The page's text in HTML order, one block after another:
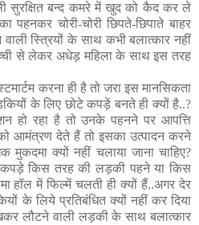
सुरक्षित बन्द कमरे में खुद को कैद कर ले
चोरी-चोरी छिपते-छिपाते बाहर
स्त्रियों के साथ कभी बलात्कार नहीं
से लेकर अधेड़ महिला के साथ इस तरह
करना ही है तो जरा इस मानसिकता
के लिए छोटे कपड़ें बनते ही क्यों है..?
हो रहा है तो उनके पहनने पर आपत्ति
आमंत्रण देते हैं तो इसका उत्पादन करने
मुकदमा क्यों नहीं चलाया जाना चाहिए?
कपड़े किस तरह की लड़की पहने या किस
हॉल में फिल्में चलती ही क्यों हैं..अगर देर
के लिये प्रतिबंधित क्यों नहीं कर दिया
लौटने वाली लड़की के साथ बलात्कार